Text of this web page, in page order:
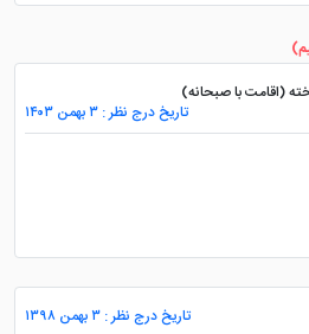
تاریخ درج نظر : ۳ بهمن ۱۴۰۳
تاریخ درج نظر : ۳ بهمن ۱۳۹۸